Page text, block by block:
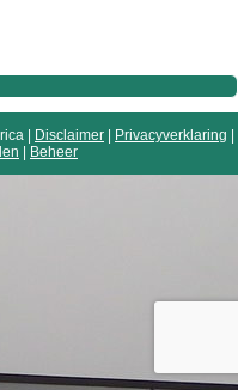
| Disclaimer | Privacyverklaring |
| Beheer